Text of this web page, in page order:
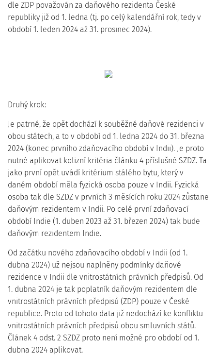
dle ZDP považován za daňového rezidenta České
republiky již od 1. ledna (tj. po celý kalendářní rok, tedy v
období 1. leden 2024 až 31. prosinec 2024).
Druhý krok:
Je patrné, že opět dochází k souběžné daňové rezidenci v
obou státech, a to v období od 1. ledna 2024 do 31. března
2024 (konec prvního zdaňovacího období v Indii). Je proto
nutné aplikovat kolizní kritéria článku 4 příslušné SZDZ. Ta
jako první opět uvádí kritérium stálého bytu, který v
daném období měla fyzická osoba pouze v Indii. Fyzická
osoba tak dle SZDZ v prvních 3 měsících roku 2024 zůstane
daňovým rezidentem v Indii. Po celé první zdaňovací
období Indie (1. duben 2023 až 31. březen 2024) tak bude
daňovým rezidentem Indie.
Od začátku nového zdaňovacího období v Indii (od 1.
dubna 2024) už nejsou naplněny podmínky daňové
rezidence v Indii dle vnitrostátních právních předpisů. Od
1. dubna 2024 je tak poplatník daňovým rezidentem dle
vnitrostátních právních předpisů (ZDP) pouze v České
republice. Proto od tohoto data již nedochází ke konfliktu
vnitrostátních právních předpisů obou smluvních států.
Článek 4 odst. 2 SZDZ proto není možné pro období od 1.
dubna 2024 aplikovat.